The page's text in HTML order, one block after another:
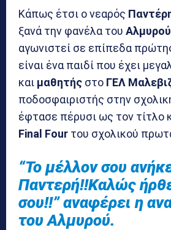
Κάπως έτσι ο νεαρός
ξανά την φανέλα του Αλμυρού
αγωνιστεί σε επίπεδα
είναι ένα παιδί που έχει
και μαθητής στο ΓΕΛ
ποδοσφαιριστής στην
έφτασε πέρυσι ως τον τίτλο
Final Four του σχολικού
“Το μέλλον σου
Παντερή!!Καλώς
σου!!” αναφέρει η
του Αλμυρού.